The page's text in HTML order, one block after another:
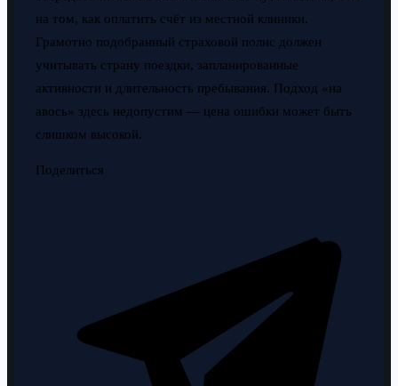
на том, как оплатить счёт из местной клиники.
Грамотно подобранный страховой полис должен
учитывать страну поездки, запланированные
активности и длительность пребывания. Подход «на
авось» здесь недопустим — цена ошибки может быть
слишком высокой.
Поделиться